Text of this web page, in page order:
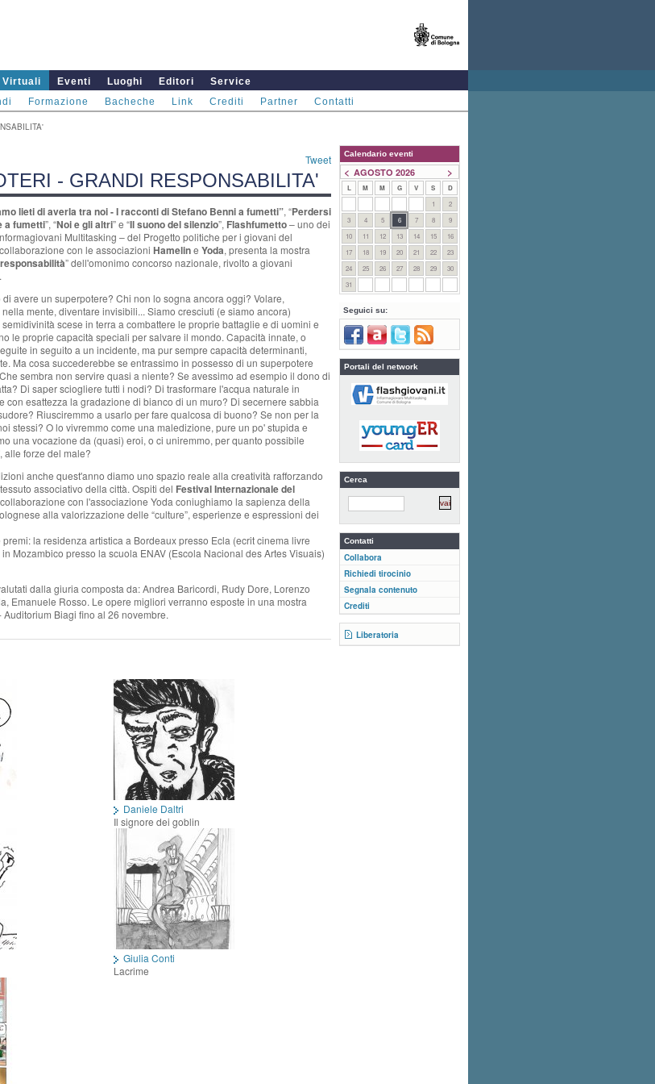
Virtuali Eventi Luoghi Editori
Service
Formazione Bacheche Link Crediti Partner Contatti
Tweet
- GRANDI RESPONSABILITA'
lieti di averla tra noi - I racconti di Stefano Benni a fumetti”, “Perdersi
a fumetti”, “Noi e gli altri” e “Il suono del silenzio”, Flashfumetto– uno dei
Multitasking – del Progetto politiche per i giovani del
con le associazioni Hameline Yoda, presenta la mostra
” dell'omonimo concorso nazionale, rivolto a giovani
avere un superpotere? Chi non lo sogna ancora oggi? Volare,
mente, diventare invisibili... Siamo cresciuti (e siamo ancora)
scese in terra a combattere le proprie battaglie e di uomini e
le proprie capacità speciali per salvare il mondo. Capacità innate, o
in seguito a un incidente, ma pur sempre capacità determinanti,
Ma cosa succederebbe se entrassimo in possesso di un superpotere
sembra non servire quasi a niente? Se avessimo ad esempio il dono di
Di saper sciogliere tutti i nodi? Di trasformare l'acqua naturale in
con esattezza la gradazione di bianco di un muro? Di secernere sabbia
Riusciremmo a usarlo per fare qualcosa di buono? Se non per la
stessi? O lo vivremmo come una maledizione, pure un po' stupida e
una vocazione da (quasi) eroi, o ci uniremmo, per quanto possibile
alle forze del male?
anche quest'anno diamo uno spazio reale alla creatività rafforzando
associativo della città. Ospiti del Festival Internazionale del
con l'associazione Yoda coniughiamo la sapienza della
alla valorizzazione delle “culture”, esperienze e espressioni dei
la residenza artistica a Bordeaux presso Ecla (ecrit cinema livre
Mozambico presso la scuola ENAV (Escola Nacional des Artes Visuais)
dalla giuria composta da: Andrea Baricordi, Rudy Dore, Lorenzo
Emanuele Rosso. Le opere migliori verranno esposte in una mostra
Biagi fino al 26 novembre.
Daniele Daltri
Il signore dei goblin
Giulia Conti
Lacrime
Calendario eventi
>
< AGOSTO 2026
L M M G V S
D
1
2
3
4 5 6 7 8
9
10
11 12 13 14 15
16
17
18 19 20 21 22
23
24
25 26 27 28 29
30
31
Seguici su:
Portali del network
Cerca
Contatti
Collabora
Richiedi tirocinio
Segnala contenuto
Crediti
Liberatoria